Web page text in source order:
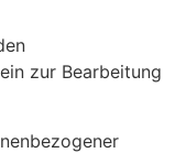
zur Bearbeitung